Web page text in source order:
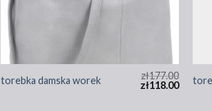
torebka damska worek zł177.00
zł118.00